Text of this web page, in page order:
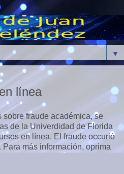
▼
línea
sobre fraude académica, se
de la Univerdidad de Florida
en línea. El fraude occurió
más información, oprima